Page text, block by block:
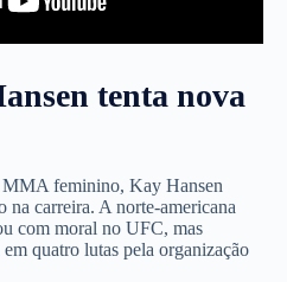
tenta nova
MMA feminino, Kay Hansen
na carreira. A norte-americana
com moral no UFC, mas
quatro lutas pela organização